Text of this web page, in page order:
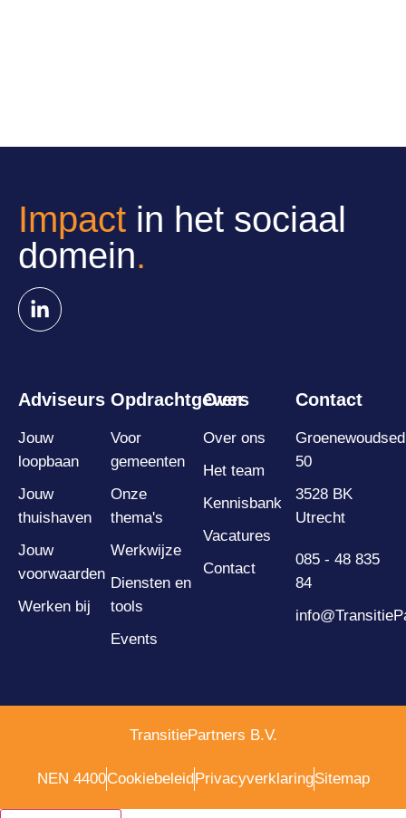
Impact in het sociaal
domein.
Adviseurs
Jouw
loopbaan
Jouw
thuishaven
Jouw
voorwaarden
Werken bij
Opdrachtgevers
Voor
gemeenten
Onze
thema's
Werkwijze
Diensten en
tools
Events
Over
Over ons
Het team
Kennisbank
Vacatures
Contact
Contact
50
3528 BK
Utrecht
085 - 48 835
84
TransitiePartners B.V.
NEN 4400Cookiebeleid PrivacyverklaringSitemap